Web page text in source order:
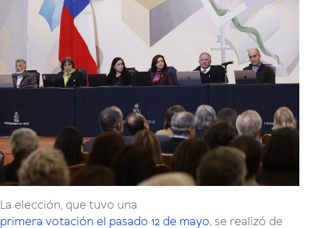
La elección, que tuvo una
primera votación el pasado 12 de mayo, se realizó de